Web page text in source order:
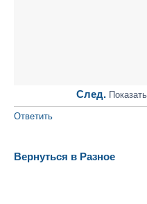
След.
Ответить
Вернуться в Разное